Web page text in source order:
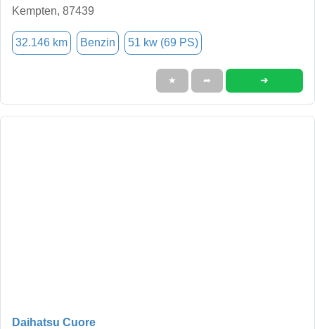
Kempten, 87439
32.146 km Benzin 51 kw (69 PS)
★ ➦ ➜
Daihatsu Cuore